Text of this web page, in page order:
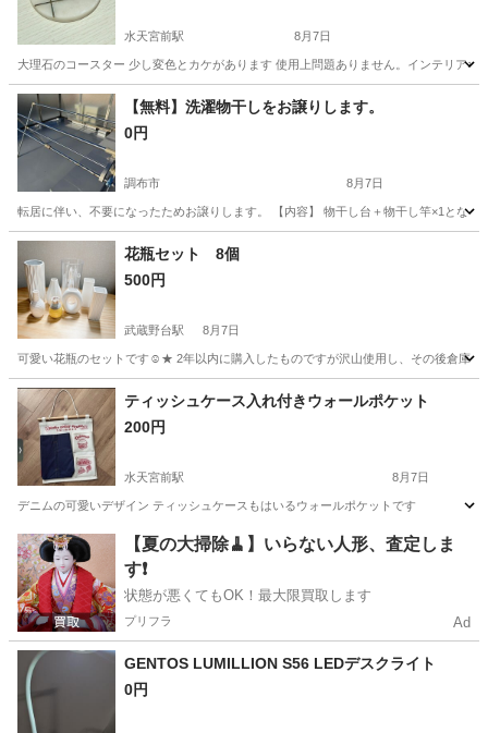
水天宮前駅 8月7日
大理石のコースター 少し変色とカケがあります 使用上問題ありません。インテリアな
東京 中央区 水天宮前駅 インテリア雑貨/小物
【無料】洗濯物干しをお譲りします。
0円
調布市 8月7日
転居に伴い、不要になったためお譲りします。 【内容】 物干し台＋物干し竿×1とな
東京 調布市 その他 物干し
花瓶セット 8個
500円
武蔵野台駅 8月7日
可愛い花瓶のセットです☺︎★ 2年以内に購入したものですが沢山使用し、その後倉庫
東京 府中市 インテリア雑貨/小物
ティッシュケース入れ付きウォールポケット
200円
水天宮前駅 8月7日
デニムの可愛いデザイン ティッシュケースもはいるウォールポケットです
東京 中央区 水天宮前駅 インテリア雑貨/小物
【夏の大掃除🧹】いらない人形、査定しま
す❗️
状態が悪くてもOK！最大限買取します
プリフラ Ad
GENTOS LUMILLION S56 LEDデスクライト
0円